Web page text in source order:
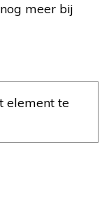
meer bij
element te